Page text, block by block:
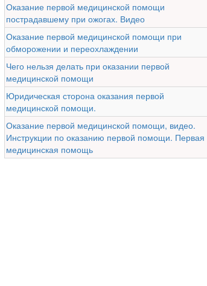
Оказание первой медицинской помощи
пострадавшему при ожогах. Видео
Оказание первой медицинской помощи при
обморожении и переохлаждении
Чего нельзя делать при оказании первой
медицинской помощи
Юридическая сторона оказания первой
медицинской помощи.
Оказание первой медицинской помощи, видео.
Инструкции по оказанию первой помощи. Первая
медицинская помощь